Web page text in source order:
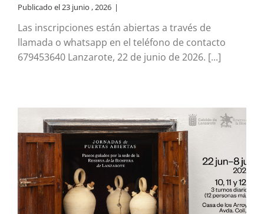
Publicado el 23 junio , 2026 |
Las inscripciones están abiertas a través de
llamada o whatsapp en el teléfono de contacto
679453640 Lanzarote, 22 de junio de 2026. [...]